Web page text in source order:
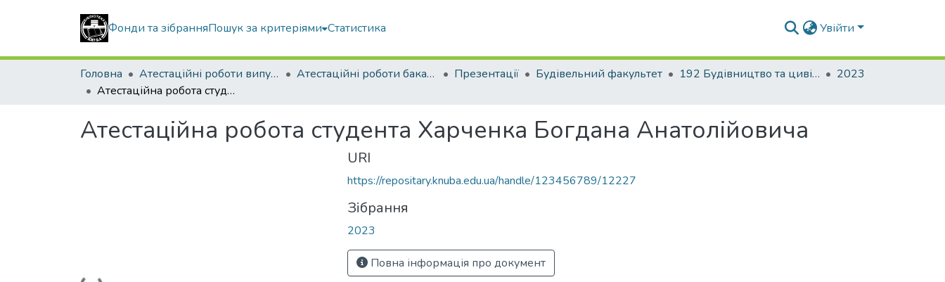
Фонди та зібранняПошук за критеріями Статистика Увійти
Головна Атестаційні роботи випускників Атестаційні роботи бакалаврів Презентації Будівельний факультет 192 Будівництво та цивільна інженерія. Промислове і цивільне будівництво
2023
Атестаційна робота студента Харченка Богдана Анатолійовича
Атестаційна робота студента Харченка Богдана Анатолійовича
URI
https://repositary.knuba.edu.ua/handle/123456789/12227
Зібрання
2023
Повна інформація про документ